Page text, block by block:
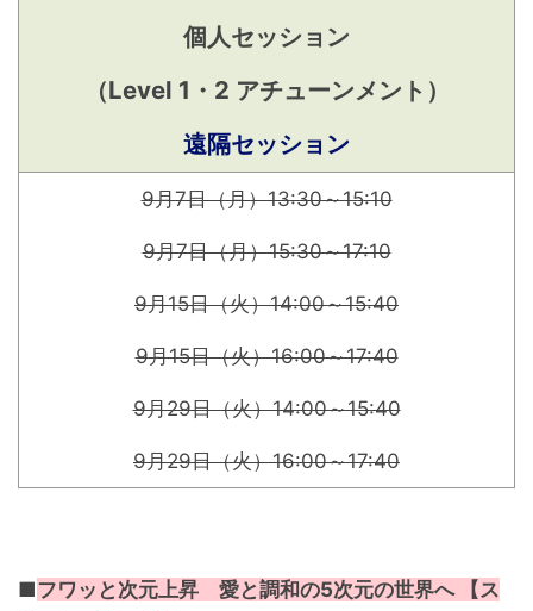
個人セッション
（Level 1・2 アチューンメント）
遠隔セッション
9月7日（月）13:30～15:10
9月7日（月）15:30～17:10
9月15日（火）14:00～15:40
9月15日（火）16:00～17:40
9月29日（火）14:00～15:40
9月29日（火）16:00～17:40
■フワッと次元上昇 愛と調和の5次元の世界へ 【ス